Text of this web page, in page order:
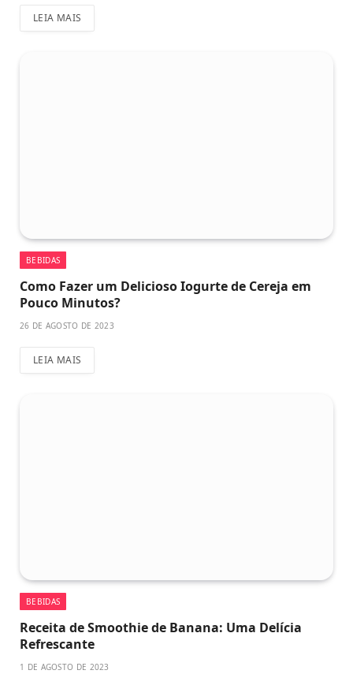
LEIA MAIS
BEBIDAS
Como Fazer um Delicioso Iogurte de Cereja em
Pouco Minutos?
26 DE AGOSTO DE 2023
LEIA MAIS
BEBIDAS
Receita de Smoothie de Banana: Uma Delícia
Refrescante
1 DE AGOSTO DE 2023